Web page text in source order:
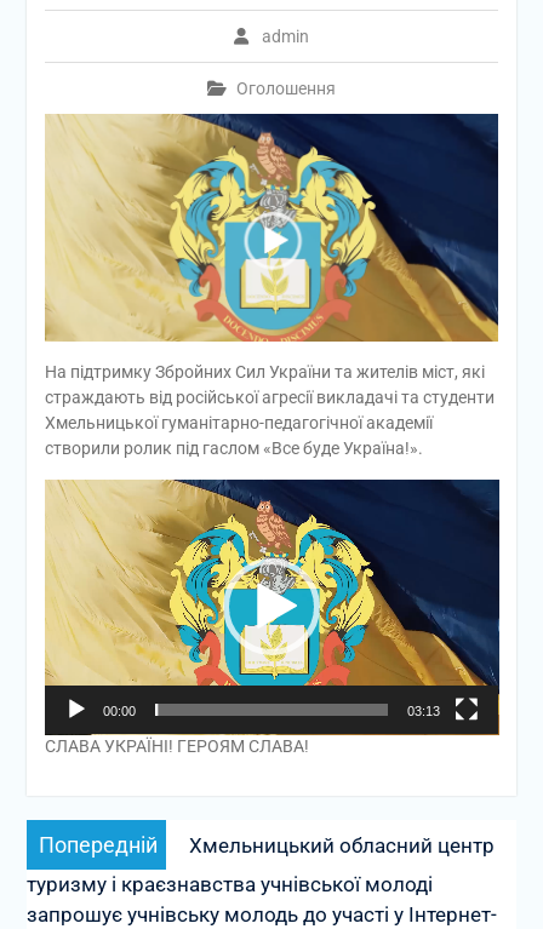
admin
Оголошення
На підтримку Збройних Сил України та жителів міст, які
страждають від російської агресії викладачі та студенти
Хмельницької гуманітарно-педагогічної академії
створили ролик під гаслом «Все буде Україна!».
Відеопрогравач
00:00 03:13
СЛАВА УКРАЇНІ! ГЕРОЯМ СЛАВА!
Навігація
записів
Попередній
запис:
Хмельницький обласний центр
туризму і краєзнавства учнівської молоді
запрошує учнівську молодь до участі у Інтернет-